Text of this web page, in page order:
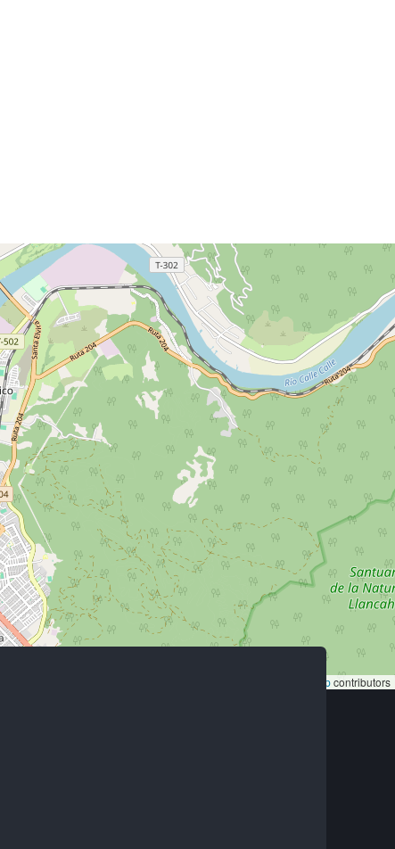
OpenStreetMapcontributors